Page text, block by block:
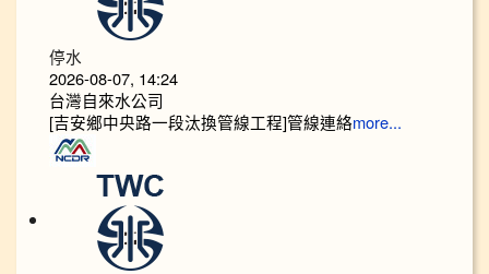
停水
2026-08-07, 14:24
台灣自來水公司
[吉安鄉中央路一段汰換管線工程]管線連絡more...